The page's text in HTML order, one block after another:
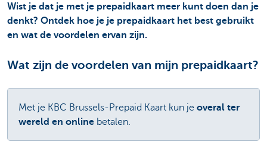
Wist je dat je met je prepaidkaart meer kunt doen dan je
denkt? Ontdek hoe je je prepaidkaart het best gebruikt
en wat de voordelen ervan zijn.
Wat zijn de voordelen van mijn prepaidkaart?
Met je KBC Brussels-Prepaid Kaart kun je overal ter
wereld en online betalen.